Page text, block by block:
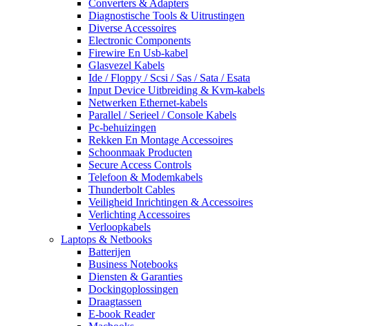
Converters & Adapters
Diagnostische Tools & Uitrustingen
Diverse Accessoires
Electronic Components
Firewire En Usb-kabel
Glasvezel Kabels
Ide / Floppy / Scsi / Sas / Sata / Esata
Input Device Uitbreiding & Kvm-kabels
Netwerken Ethernet-kabels
Parallel / Serieel / Console Kabels
Pc-behuizingen
Rekken En Montage Accessoires
Schoonmaak Producten
Secure Access Controls
Telefoon & Modemkabels
Thunderbolt Cables
Veiligheid Inrichtingen & Accessoires
Verlichting Accessoires
Verloopkabels
Laptops & Netbooks
Batterijen
Business Notebooks
Diensten & Garanties
Dockingoplossingen
Draagtassen
E-book Reader